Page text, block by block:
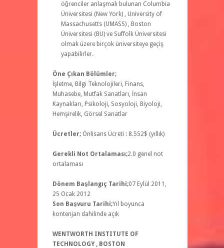
öğrenciler anlaşmalı bulunan Columbia
Üniversitesi (New York) , University of
Massachusetts (UMASS) , Boston
Üniversitesi (BU) ve Suffolk Üniversitesi
olmak üzere birçok üniversiteye geçiş
yapabilirler.
Öne Çıkan Bölümler;
İşletme, Bilgi Teknolojileri, Finans,
Muhasebe, Mutfak Sanatları, İnsan
Kaynakları, Psikoloji, Sosyoloji, Biyoloji,
Hemşirelik, Görsel Sanatlar
Ücretler; Önlisans Ücreti : 8.552$ (yıllık)
Gerekli Not Ortalaması;2.0 genel not
ortalaması
Dönem Başlangıç Tarihi;07 Eylül 2011,
25 Ocak 2012
Son Başvuru Tarihi;Yıl boyunca
kontenjan dahilinde açık
WENTWORTH INSTITUTE OF
TECHNOLOGY , BOSTON